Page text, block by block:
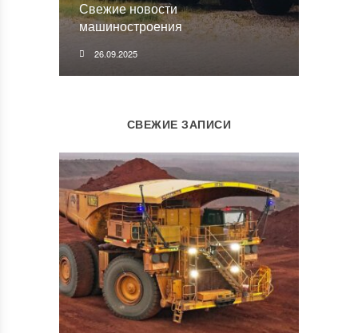
Свежие новости
машиностроения
26.09.2025
СВЕЖИЕ ЗАПИСИ